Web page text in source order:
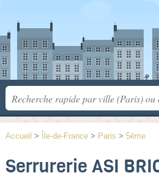
Accueil > Île-de-France > Paris > 5ème
Serrurerie ASI